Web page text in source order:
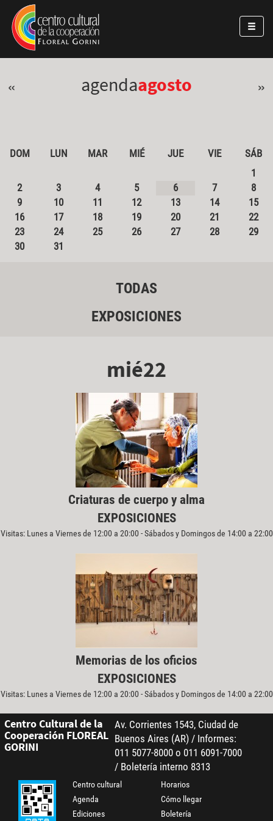
Pasar al contenido principal
Jump to main content
« agendaagosto »
DOM LUN MAR MIÉ JUE VIE
SÁB
1
2
3 4 5 6 7
8
9
10 11 12 13 14
15
16
17 18 19 20 21
22
23
24 25 26 27 28
29
30
31
TODAS
EXPOSICIONES
mié22
Criaturas de cuerpo y alma
EXPOSICIONES
Visitas: Lunes a Viernes de 12:00 a 20:00 - Sábados y Domingos de 14:00 a 22:00
Memorias de los oficios
EXPOSICIONES
Visitas: Lunes a Viernes de 12:00 a 20:00 - Sábados y Domingos de 14:00 a 22:00
Centro Cultural de la
Cooperación FLOREAL
GORINI
Av. Corrientes 1543, Ciudad de
Buenos Aires (AR) / Informes:
011 5077-8000 o 011 6091-7000
/ Boletería interno 8313
Centro cultural
Agenda
Ediciones
Horarios
Cómo llegar
Boletería